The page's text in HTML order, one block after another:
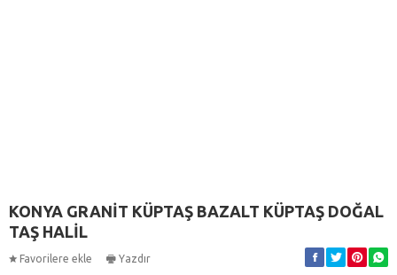
KONYA GRANİT KÜPTAŞ BAZALT KÜPTAŞ DOĞAL
TAŞ HALİL
Favorilere ekle Yazdır